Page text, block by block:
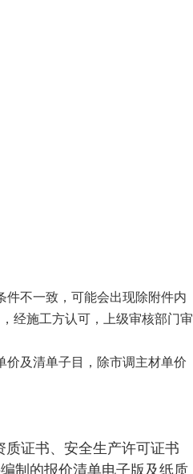
件不一致，可能会出现除附件内
经施工方认可，上级审核部门审
价及清单子目，除市调主材单价
证书、安全生产许可证书
制的报价清单电子版及纸质